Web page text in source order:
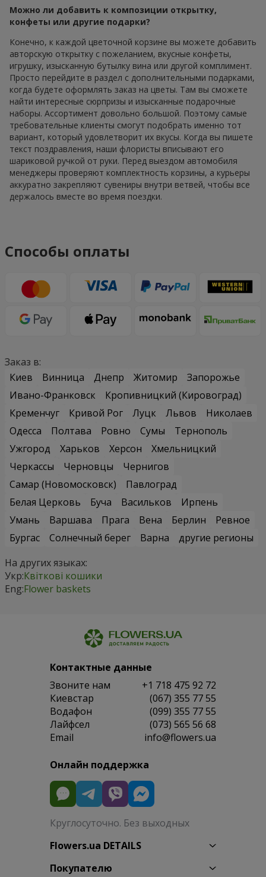
Можно ли добавить к композиции открытку,
конфеты или другие подарки?
Конечно, к каждой цветочной корзине вы можете добавить
авторскую открытку с пожеланием, вкусные конфеты,
игрушку, изысканную бутылку вина или другой комплимент.
Просто перейдите в раздел с дополнительными подарками,
когда будете оформлять заказ на цветы. Там вы сможете
найти интересные сюрпризы и изысканные подарочные
наборы. Ассортимент довольно большой. Поэтому самые
требовательные клиенты смогут подобрать именно тот
вариант, который удовлетворит их вкусы. Когда вы пишете
текст поздравления, наши флористы вписывают его
шариковой ручкой от руки. Перед выездом автомобиля
менеджеры проверяют комплектность корзины, а курьеры
аккуратно закрепляют сувениры внутри ветвей, чтобы все
держалось вместе во время поездки.
Способы оплаты
Заказ в:
Киев
Винница Днепр Житомир
Запорожье
Ивано-Франковск
Кропивницкий (Кировоград)
Кременчуг
Кривой Рог Луцк Львов
Николаев
Одесса
Полтава Ровно Сумы
Тернополь
Ужгород
Харьков Херсон
Хмельницкий
Черкассы
Черновцы
Чернигов
Самар (Новомосковск)
Павлоград
Белая Церковь
Буча Васильков
Ирпень
Умань
Варшава Прага Вена Берлин
Ревное
Бургас
Солнечный берег Варна
другие регионы
На других языках:
Укр:Квіткові кошики
Eng:Flower baskets
Контактные данные
Звоните нам
+1 718 475 92 72
Киевстар
(067) 355 77 55
Водафон
(099) 355 77 55
Лайфсел
(073) 565 56 68
Email
info@flowers.ua
Онлайн поддержка
Круглосуточно. Без выходных
Flowers.ua DETAILS
Покупателю